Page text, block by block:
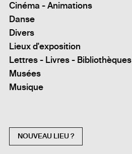
Cinéma - Animations
Danse
Divers
Lieux d'exposition
Lettres - Livres - Bibliothèques
Musées
Musique
NOUVEAU LIEU ?